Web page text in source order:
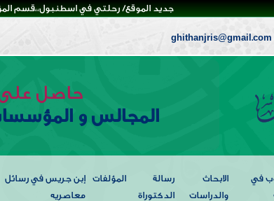
جديد الموقع/ رحلتي في اسطنبول،،قسم
حاصل
المجالس و
في
الابحاث
والدراسات
رسالة
الدكتوراة
المؤلفات
إبن جريس في رسائل
معاصريه